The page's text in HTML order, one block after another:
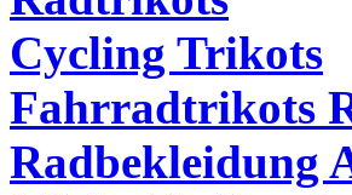
Cycling Trikots
Fahrradtrikots
Radbekleidung